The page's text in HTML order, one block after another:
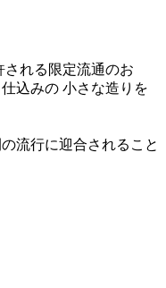
れる限定流通のお
込みの 小さな造りを
流行に迎合されること